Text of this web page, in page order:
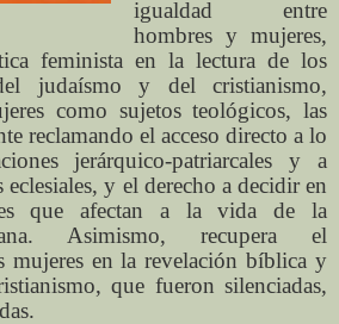
igualdad entre
hombres y mujeres,
feminista en la lectura de los
judaísmo y del cristianismo,
como sujetos teológicos, las
reclamando el acceso directo a lo
jerárquico-patriarcales y a
y el derecho a decidir en
que afectan a la vida de la
Asimismo, recupera el
mujeres en la revelación bíblica y
que fueron silenciadas,